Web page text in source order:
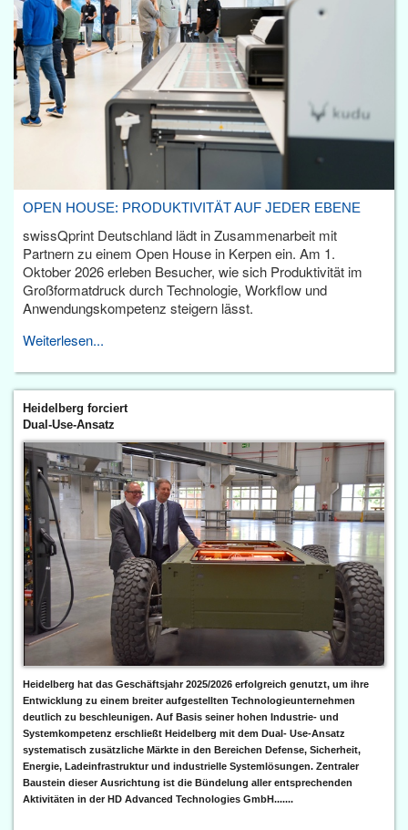
OPEN HOUSE: PRODUKTIVITÄT AUF JEDER EBENE
swissQprint Deutschland lädt in Zusammenarbeit mit
Partnern zu einem Open House in Kerpen ein. Am 1.
Oktober 2026 erleben Besucher, wie sich Produktivität im
Großformatdruck durch Technologie, Workflow und
Anwendungskompetenz steigern lässt.
Weiterlesen...
Heidelberg forciert
Dual-Use-Ansatz
Heidelberg hat das Geschäftsjahr 2025/2026 erfolgreich genutzt, um ihre
Entwicklung zu einem breiter aufgestellten Technologieunternehmen
deutlich zu beschleunigen. Auf Basis seiner hohen Industrie- und
Systemkompetenz erschließt Heidelberg mit dem Dual- Use-Ansatz
systematisch zusätzliche Märkte in den Bereichen Defense, Sicherheit,
Energie, Ladeinfrastruktur und industrielle Systemlösungen. Zentraler
Baustein dieser Ausrichtung ist die Bündelung aller entsprechenden
Aktivitäten in der HD Advanced Technologies GmbH.......